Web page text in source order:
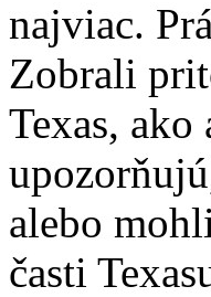
najviac.
Zobrali
Texas,
alebo
časti